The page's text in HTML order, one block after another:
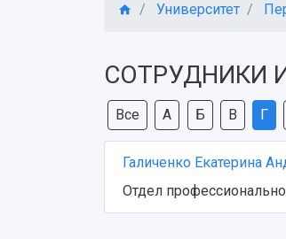
Университет
СОТРУДНИКИ
Все А Б В Г
Галиченко Екатерина
Отдел